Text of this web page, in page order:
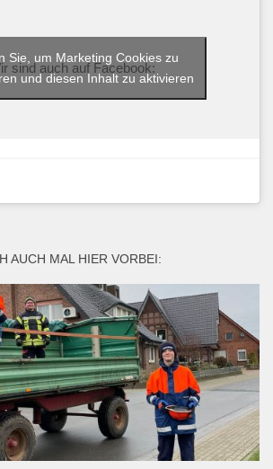
sind auch auf Facebook:
Sie, um Marketing Cookies zu
und diesen Inhalt zu aktivieren
AUCH MAL HIER VORBEI: